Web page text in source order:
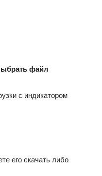
файл
с индикатором
его скачать либо